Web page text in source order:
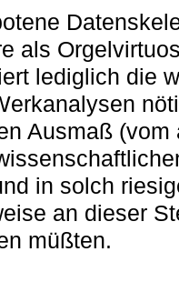
als
lediglich die
Ausmaß
in solch
an dieser
müßten.